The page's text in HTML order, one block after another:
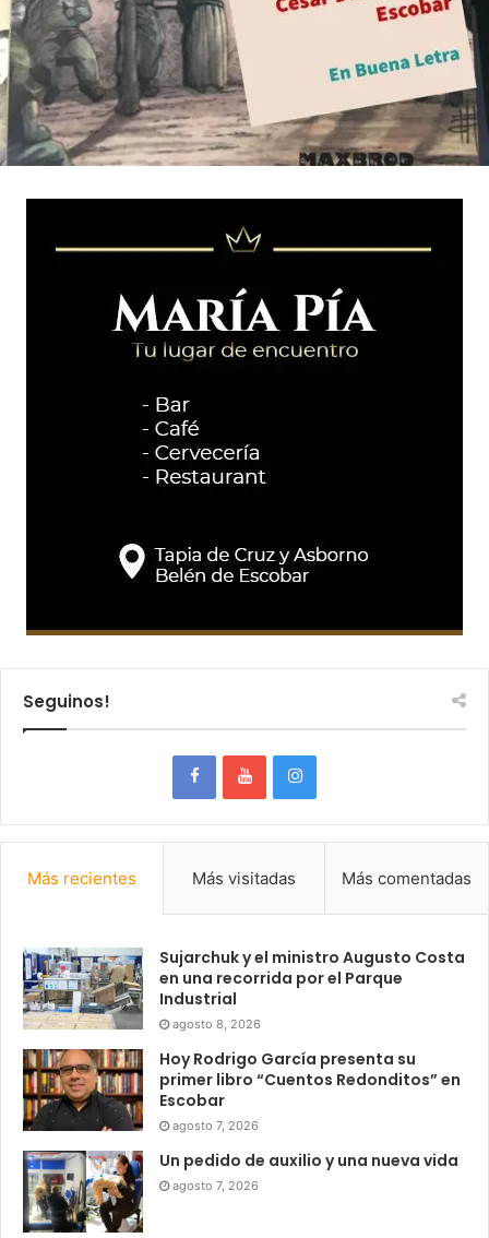
Seguinos!
Más recientes Más visitadas Más comentadas
Sujarchuk y el ministro Augusto Costa
en una recorrida por el Parque
Industrial
agosto 8, 2026
Hoy Rodrigo García presenta su
primer libro “Cuentos Redonditos” en
Escobar
agosto 7, 2026
Un pedido de auxilio y una nueva vida
agosto 7, 2026